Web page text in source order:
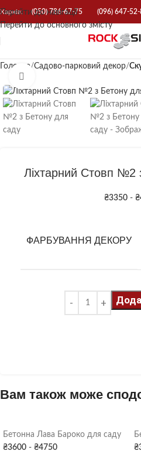
Перейти до навігації
Перейти до основного змісту
Харків: (050) 786-67-75 (096) 647-
Головна Садово-парковий декор
Ліхтарний Стовп №2
₴3350 - ₴
ФАРБУВАННЯ ДЕКОРУ
Вам також може
Бетонна Лава Бароко для саду
₴3600 - ₴4750
₴